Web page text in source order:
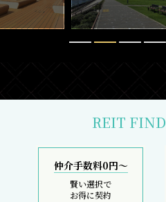
REIT FIND
仲介手数料0円～
賢い選択で
お得に契約